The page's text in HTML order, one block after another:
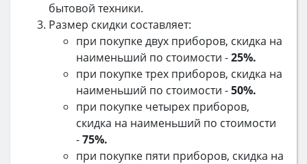
бытовой техники.
Размер скидки составляет:
при покупке двух приборов, скидка на
наименьший по стоимости -25%.
при покупке трех приборов, скидка на
наименьший по стоимости -50%.
при покупке четырех приборов,
скидка на наименьший по стоимости
-75%.
при покупке пяти приборов, скидка на